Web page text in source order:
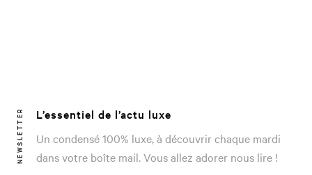
NEWSLETTER
L’essentiel de l’actu luxe
Un condensé 100% luxe, à découvrir chaque mardi
dans votre boîte mail. Vous allez adorer nous lire !